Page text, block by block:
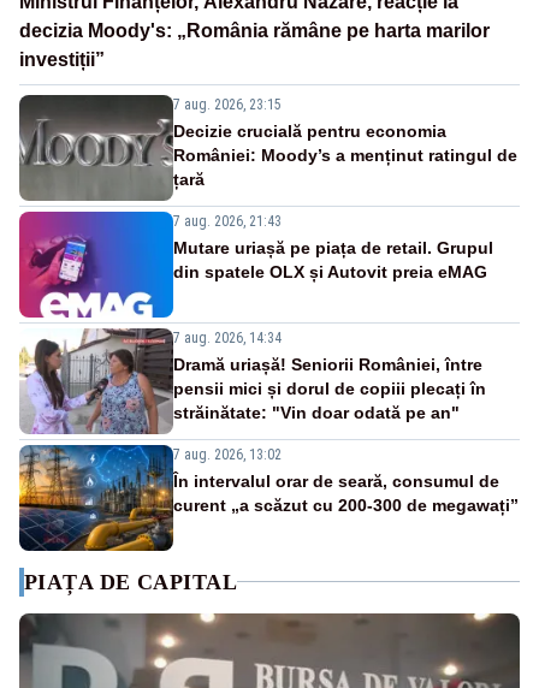
decizia Moody's: „România rămâne pe harta marilor
investiții”
7 aug. 2026, 23:15
Decizie crucială pentru economia
României: Moody’s a menținut ratingul de
țară
7 aug. 2026, 21:43
Mutare uriașă pe piața de retail. Grupul
din spatele OLX și Autovit preia eMAG
7 aug. 2026, 14:34
Dramă uriașă! Seniorii României, între
pensii mici și dorul de copiii plecați în
străinătate: "Vin doar odată pe an"
7 aug. 2026, 13:02
În intervalul orar de seară, consumul de
curent „a scăzut cu 200-300 de megawați”
PIAȚA DE CAPITAL